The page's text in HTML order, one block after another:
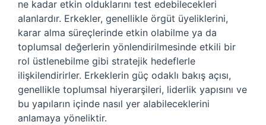
ne kadar etkin olduklarını test edebilecekleri
alanlardır. Erkekler, genellikle örgüt üyeliklerini,
karar alma süreçlerinde etkin olabilme ya da
toplumsal değerlerin yönlendirilmesinde etkili bir
rol üstlenebilme gibi stratejik hedeflerle
ilişkilendirirler. Erkeklerin güç odaklı bakış açısı,
genellikle toplumsal hiyerarşileri, liderlik yapısını ve
bu yapıların içinde nasıl yer alabileceklerini
anlamaya yöneliktir.